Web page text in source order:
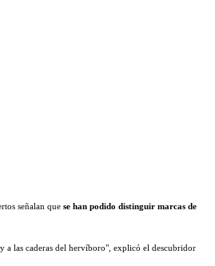
señalan que se han podido distinguir marcas de
a las caderas del hervíboro", explicó el descubridor